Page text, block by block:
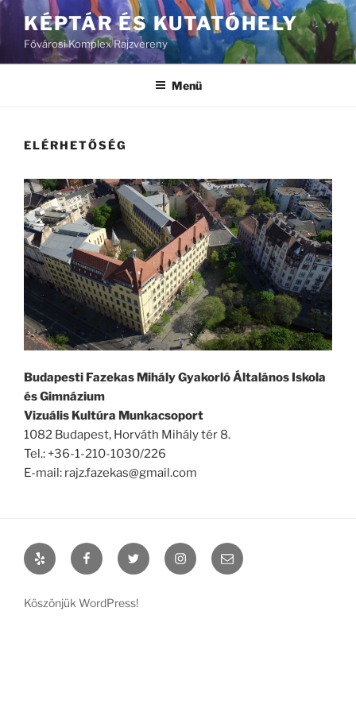
Tartalomhoz
KÉPTÁR ÉS KUTATÓHELY
Fővárosi Komplex Rajzvereny
Menü
ELÉRHETŐSÉG
Budapesti Fazekas Mihály Gyakorló Általános Iskola
és Gimnázium
Vizuális Kultúra Munkacsoport
1082 Budapest, Horváth Mihály tér 8.
Tel.: +36-1-210-1030/226
E-mail: rajz.fazekas@gmail.com
Yelp FacebookTwitter InstagramEmail
Köszönjük WordPress!